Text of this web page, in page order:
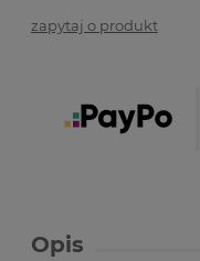
zapytaj o produkt
Opis